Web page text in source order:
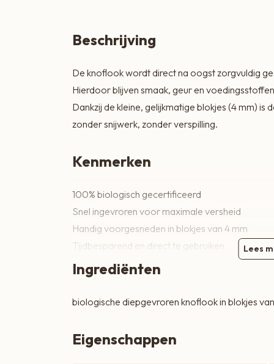
Zoetbeleg & Ontbijt
Zoete lekkernijen
Beschrijving
De knoflook wordt direct na oogst zorgvuldig
Hierdoor blijven smaak, geur en
Dankzij de kleine, gelijkmatige blokjes (4 mm)
zonder snijwerk, zonder verspilling.
Kenmerken
100% biologisch gecertificeerd
Snel ingevroren voor maximale versheid
Handig voorgesneden in blokjes van 4 mm
Tijdbesparend en direct te gebruiken
Intense, pure knoflooksmaak
Hoe te gebruiken
De knoflookblokjes kunnen rechtstreeks uit de
Lees
Ingrediënten
biologische diepgevroren knoflook in blokjes
Eigenschappen